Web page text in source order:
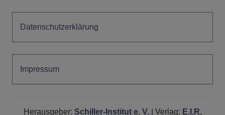
Datenschutzerklärung
Impressum
Herausgeber: Schiller-Institut e. V.| Verlag: E.I.R.